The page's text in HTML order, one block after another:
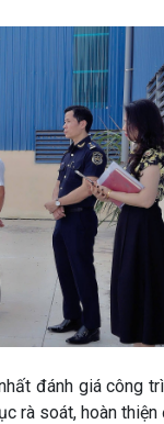
đánh giá công
rà soát, hoàn thiện